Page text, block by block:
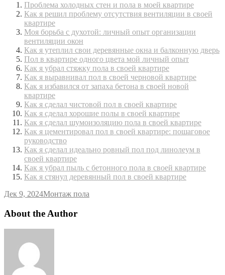
Проблема холодных стен и пола в моей квартире
Как я решил проблему отсутствия вентиляции в своей
квартире
Моя борьба с духотой: личный опыт организации
вентиляции окон
Как я утеплил свои деревянные окна и балконную дверь
Пол в квартире одного цвета мой личный опыт
Как я убрал стяжку пола в своей квартире
Как я выравнивал пол в своей черновой квартире
Как я избавился от запаха бетона в своей новой
квартире
Как я сделал чистовой пол в своей квартире
Как я сделал хорошие полы в своей квартире
Как я сделал шумоизоляцию пола в своей квартире
Как я цементировал пол в своей квартире: пошаговое
руководство
Как я сделал идеально ровный пол под линолеум в
своей квартире
Как я убрал пыль с бетонного пола в своей квартире
Как я стянул деревянный пол в своей квартире
Дек 9, 2024Монтаж пола
About the Author